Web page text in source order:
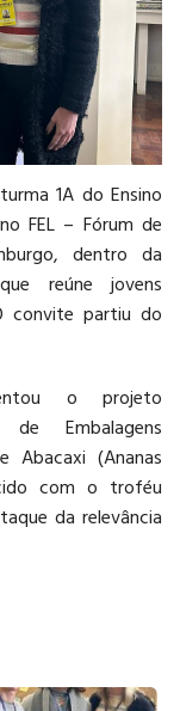
1A do Ensino
FEL – Fórum de
dentro da
reúne jovens
convite partiu do
o projeto
de Embalagens
Abacaxi (Ananas
com o troféu
da relevância